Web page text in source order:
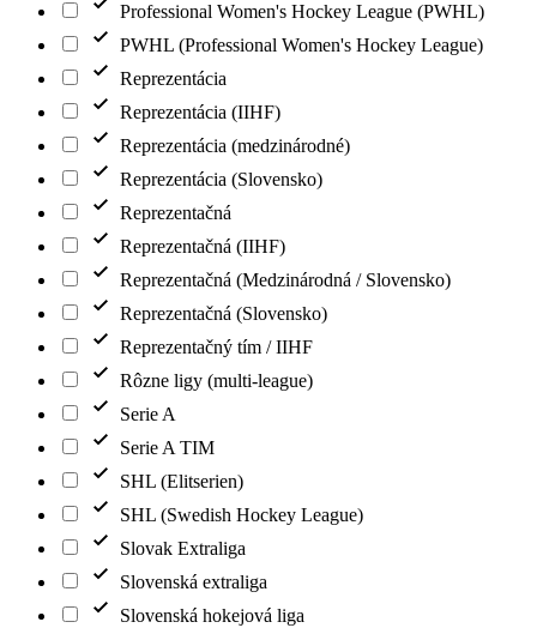
Professional Women's Hockey League (PWHL)
PWHL (Professional Women's Hockey League)
Reprezentácia
Reprezentácia (IIHF)
Reprezentácia (medzinárodné)
Reprezentácia (Slovensko)
Reprezentačná
Reprezentačná (IIHF)
Reprezentačná (Medzinárodná / Slovensko)
Reprezentačná (Slovensko)
Reprezentačný tím / IIHF
Rôzne ligy (multi-league)
Serie A
Serie A TIM
SHL (Elitserien)
SHL (Swedish Hockey League)
Slovak Extraliga
Slovenská extraliga
Slovenská hokejová liga